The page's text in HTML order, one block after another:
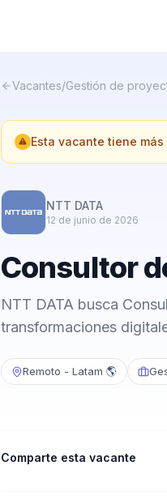
Vacantes/Gestión de
Esta vacante tiene
NTT DATA
12 de junio de 2026
Consultor
NTT DATA busca
transformaciones
Remoto - Latam 🌎
Comparte esta vacante